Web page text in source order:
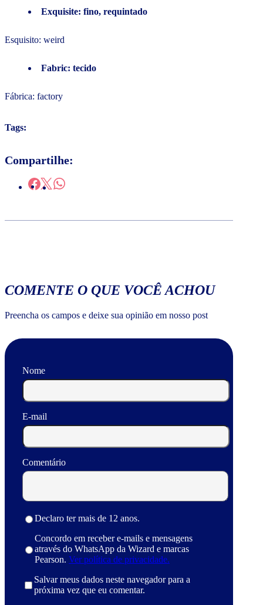
Exquisite: fino, requintado
Esquisito: weird
Fabric: tecido
Fábrica: factory
Tags:
Compartilhe:
COMENTE O QUE VOCÊ ACHOU
Preencha os campos e deixe sua opinião em nosso post
Nome
E-mail
Comentário
Declaro ter mais de 12 anos.
Concordo em receber e-mails e mensagens
através do WhatsApp da Wizard e marcas
Pearson. Ver política de privacidade.
Salvar meus dados neste navegador para a
próxima vez que eu comentar.